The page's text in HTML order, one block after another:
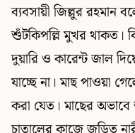
ব্যবসায়ী জিল্লুর
শুঁটকিপল্লি মুখর থাকত।
দুয়ারি ও কারেন্ট জাল
যাচ্ছে না। মাছ পাওয়া
করা যেত। মাছের